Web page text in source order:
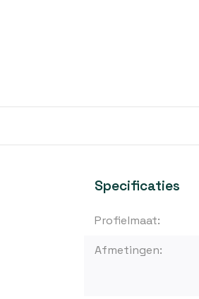
Specificaties
Profielmaat:
Afmetingen: